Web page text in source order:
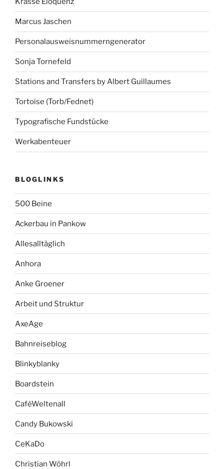
Marcus Jaschen
Personalausweisnummerngenerator
Sonja Tornefeld
Stations and Transfers by Albert Guillaumes
Tortoise (Torb/Fednet)
Typografische Fundstücke
Werkabenteuer
BLOGLINKS
500 Beine
Ackerbau in Pankow
Allesalltäglich
Anhora
Anke Groener
Arbeit und Struktur
AxeAge
Bahnreiseblog
Blinkyblanky
Boardstein
CaféWeltenall
Candy Bukowski
CeKaDo
Christian Wöhrl